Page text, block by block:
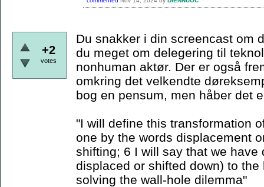
+2
votes
Du snakker i din screencast om
du meget om delegering til
nonhuman aktør. Der er også
omkring det velkendte
bog en pensum, men håber det
"I will define this transformation
one by the words displacement
shifting; 6 I will say that we have
displaced or shifted down) to
solving the wall-hole dilemma"